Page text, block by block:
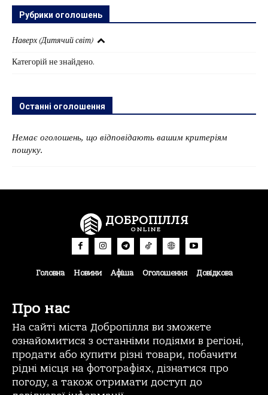
Рубрики оголошень
Наверх (Дитячий світ)
Категорій не знайдено.
Останні оголошення
Немає оголошень, що відповідають вашим критеріям
пошуку.
ДОБРОПІЛЛЯ
ONLINE
Головна Новини Афіша Оголошення Довідкова
Про нас
На сайті міста Добропілля ви зможете
ознайомитися з останніми подіями в регіоні,
продати або купити різні товари, побачити
рідні місця на фотографіях, дізнатися про
погоду, а також отримати доступ до